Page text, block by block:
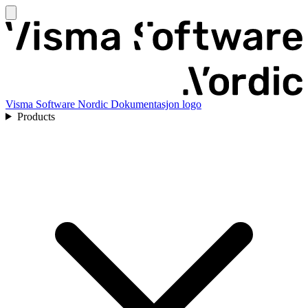
Visma Software Nordic Dokumentasjon logo
Products